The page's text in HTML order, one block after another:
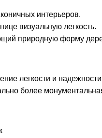
интерьеров.
визуальную легкость.
природную форму
легкости и надежности
более